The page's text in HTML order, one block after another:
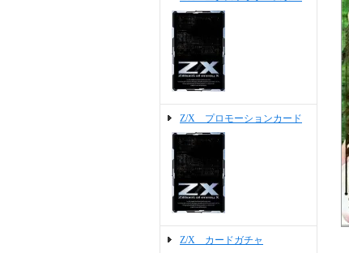
Z/X プロモーションカード
Z/X カードガチャ